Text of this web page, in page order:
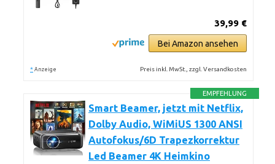
39,99 €
Bei Amazon ansehen
* Anzeige Preis inkl. MwSt., zzgl. Versandkosten
EMPFEHLUNG
Smart Beamer, jetzt mit Netflix,
Dolby Audio, WiMiUS 1300 ANSI
Autofokus/6D Trapezkorrektur
Led Beamer 4K Heimkino